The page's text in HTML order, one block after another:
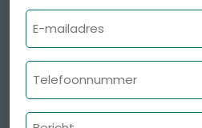
E-
mailadres
Telefoonnummer
Bericht